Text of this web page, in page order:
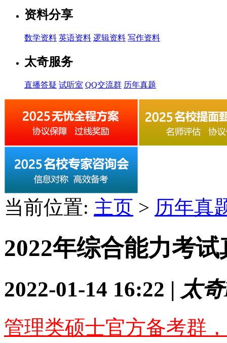
资料分享
数学资料 英语资料 逻辑资料 写作资料
太奇服务
直播答疑 试听室 QQ交流群 历年真题
当前位置: 主页 > 历年真
2022年综合能力考
2022-01-14 16:22 | 太
管理类硕士官方备考群